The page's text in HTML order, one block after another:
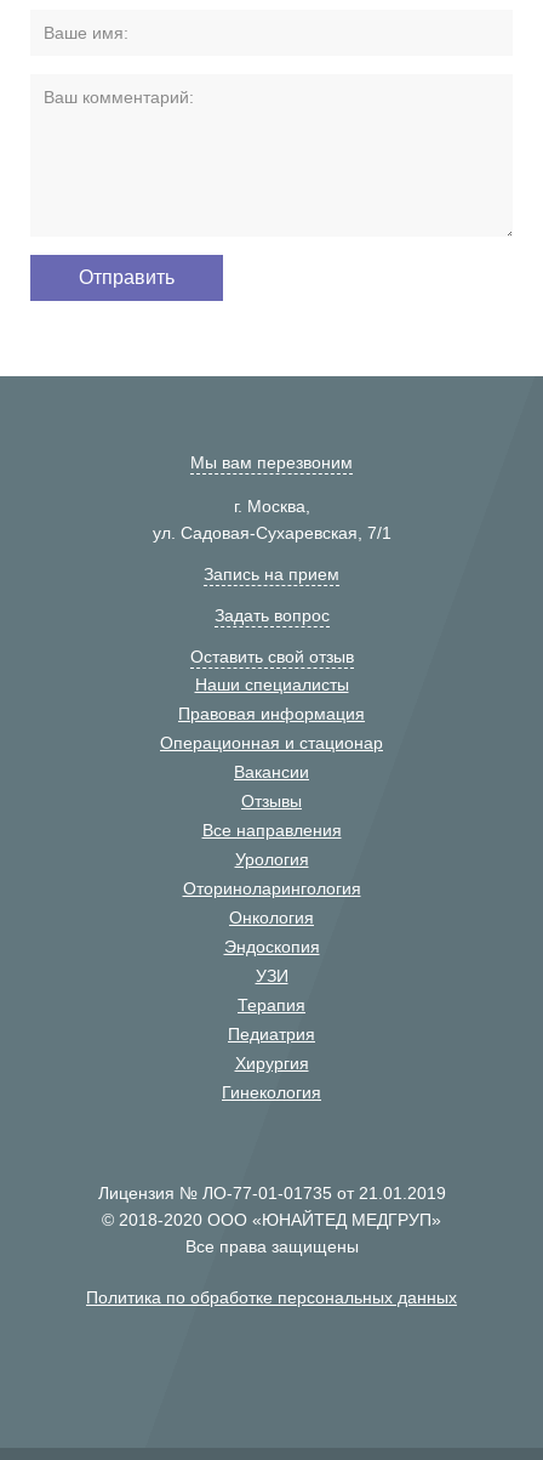
Мы вам перезвоним
г. Москва,
ул. Садовая-Сухаревская, 7/1
Запись на прием
Задать вопрос
Оставить свой отзыв
Наши специалисты
Правовая информация
Операционная и стационар
Вакансии
Отзывы
Все направления
Урология
Оториноларингология
Онкология
Эндоскопия
УЗИ
Терапия
Педиатрия
Хирургия
Гинекология
Лицензия № ЛО-77-01-01735 от 21.01.2019
© 2018-2020 ООО «ЮНАЙТЕД МЕДГРУП»
Все права защищены
Политика по обработке персональных данных